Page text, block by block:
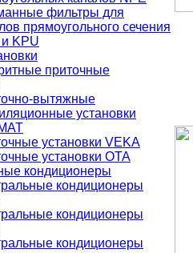
фильтры для
прямоугольного сечения
KPU
приточные
вытяжные
установки
установки VEKA
установки ОТА
кондиционеры
кондиционеры
кондиционеры
кондиционеры